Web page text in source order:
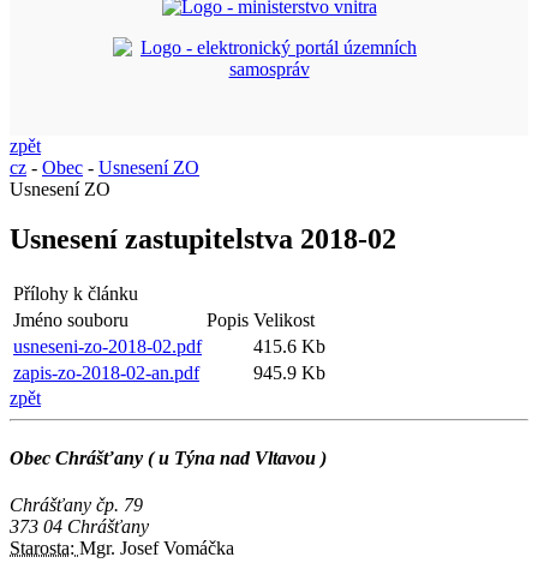
zpět
cz - Obec - Usnesení ZO
Usnesení ZO
Usnesení zastupitelstva 2018-02
Přílohy k článku
Jméno souboru
Popis Velikost
usneseni-zo-2018-02.pdf
415.6 Kb
zapis-zo-2018-02-an.pdf
945.9 Kb
zpět
Obec Chrášťany ( u Týna nad Vltavou )
Chrášťany čp. 79
373 04 Chrášťany
Starosta: Mgr. Josef Vomáčka